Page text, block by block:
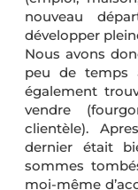
nouveau
développer
Nous avons
peu de temps
également
vendre
clientèle).
dernier était
sommes
moi-même